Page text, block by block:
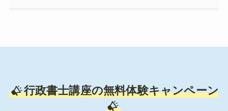
行政書士講座の無料体験キャンペーン